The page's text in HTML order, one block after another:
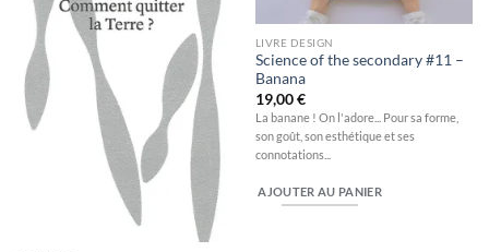
LIVRE DESIGN
Science of the secondary #11 –
Banana
19,00€
La banane ! On l'adore... Pour sa forme,
son goût, son esthétique et ses
connotations...
AJOUTER AU PANIER